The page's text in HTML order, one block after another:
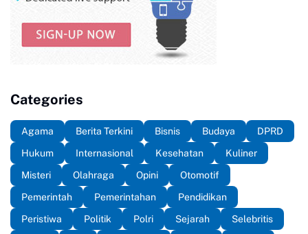
Categories
Agama Berita Terkini Bisnis Budaya
DPRD
Hukum
Internasional Kesehatan
Kuliner
Misteri
Olahraga Opini
Otomotif
Pemerintah
Pemerintahan
Pendidikan
Peristiwa
Politik Polri Sejarah
Selebritis